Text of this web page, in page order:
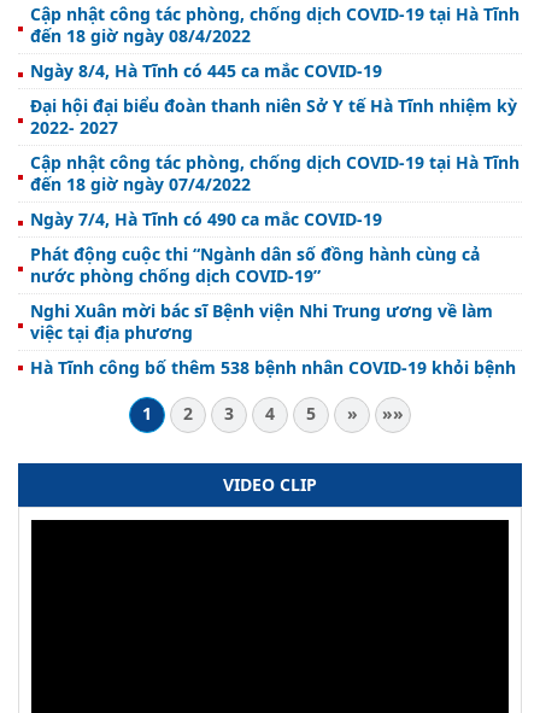
Cập nhật công tác phòng, chống dịch COVID-19 tại Hà Tĩnh
đến 18 giờ ngày 08/4/2022
Ngày 8/4, Hà Tĩnh có 445 ca mắc COVID-19
Đại hội đại biểu đoàn thanh niên Sở Y tế Hà Tĩnh nhiệm kỳ
2022- 2027
Cập nhật công tác phòng, chống dịch COVID-19 tại Hà Tĩnh
đến 18 giờ ngày 07/4/2022
Ngày 7/4, Hà Tĩnh có 490 ca mắc COVID-19
Phát động cuộc thi “Ngành dân số đồng hành cùng cả
nước phòng chống dịch COVID-19”
Nghi Xuân mời bác sĩ Bệnh viện Nhi Trung ương về làm
việc tại địa phương
Hà Tĩnh công bố thêm 538 bệnh nhân COVID-19 khỏi bệnh
1
2 3 4 5 » »»
VIDEO CLIP